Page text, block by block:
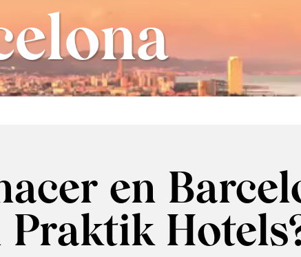
en
Praktik